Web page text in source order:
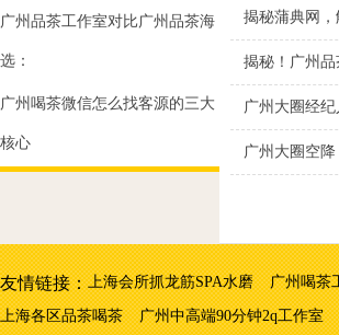
广州品茶工作室对比广州品茶海
选：
广州喝茶微信怎么找客源的三大
核心
揭秘蒲典网
揭秘！广州
广州大圈经
广州大圈空
友情链接：上海会所抓龙筋SPA水磨 广州喝茶
上海各区品茶喝茶 广州中高端90分钟2q工作室